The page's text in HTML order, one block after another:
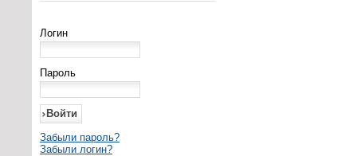
Логин
Пароль
Забыли пароль?
Забыли логин?